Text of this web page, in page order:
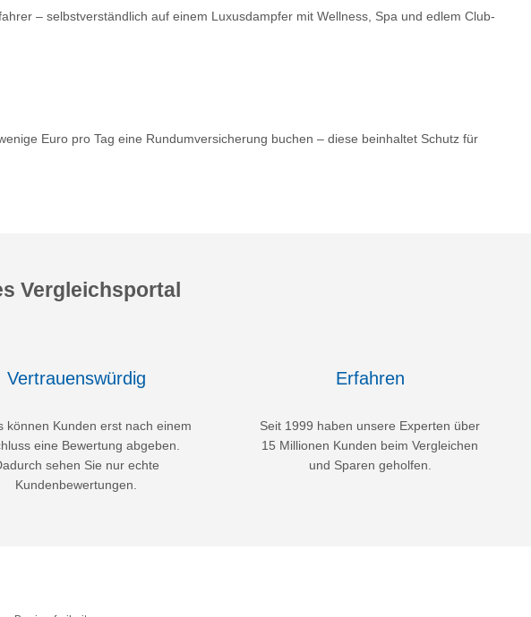
– selbstverständlich auf einem Luxusdampfer mit Wellness, Spa und edlem Club-
Euro pro Tag eine Rundumversicherung buchen – diese beinhaltet Schutz für
Vergleichsportal
Vertrauenswürdig
können Kunden erst nach einem
eine Bewertung abgeben.
sehen Sie nur echte
Kundenbewertungen.
Erfahren
Seit 1999 haben unsere Experten über
15 Millionen Kunden beim Vergleichen
und Sparen geholfen.